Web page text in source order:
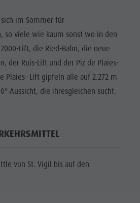
im Sommer für
so viele wie kaum sonst wo in den
Lift, die Ried-Bahn, die neue
der Ruis-Lift und der Piz de Plaies-
Plaies- Lift gipfeln alle auf 2.272 m
Aussicht, die ihresgleichen sucht.
von St. Vigil bis auf den